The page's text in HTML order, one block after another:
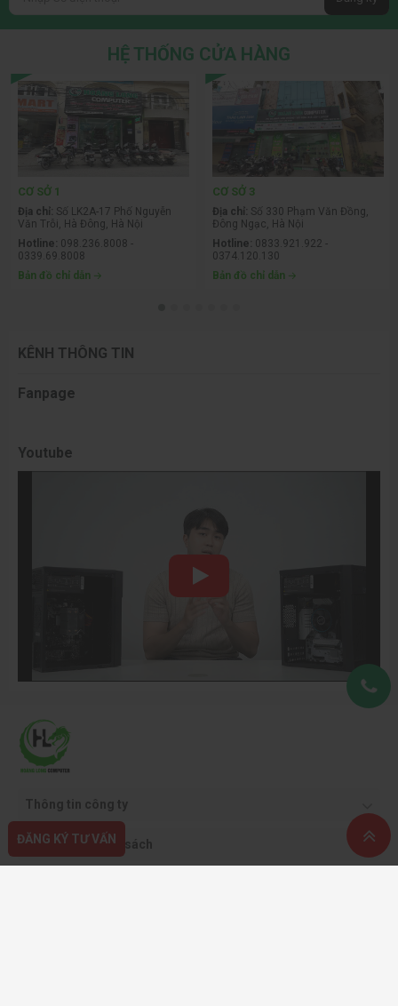
HỆ THỐNG CỬA HÀNG
CƠ SỞ 1
Địa chỉ: Số LK2A-17 Phố Nguyễn
Văn Trỗi, Hà Đông, Hà Nội
Hotline: 098.236.8008 -
0339.69.8008
Bản đồ chỉ dẫn
CƠ SỞ 3
Địa chỉ: Số 330 Phạm Văn Đồng,
Đông Ngạc, Hà Nội
Hotline: 0833.921.922 -
0374.120.130
Bản đồ chỉ dẫn
KÊNH THÔNG TIN
Fanpage
Youtube
Thông tin công ty
Quy định & chính sách
ĐĂNG KÝ TƯ VẤN